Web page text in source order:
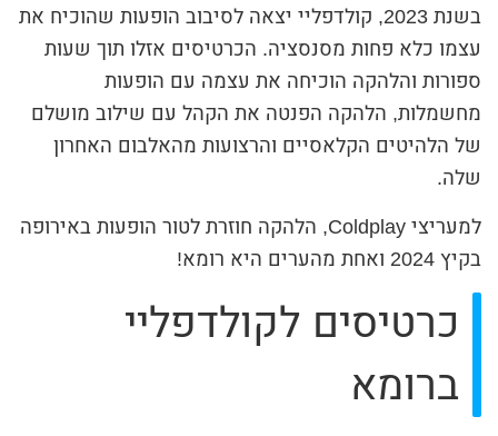
בשנת 2023, קולדפליי יצאה לסיבוב הופעות שהוכיח את
עצמו כלא פחות מסנסציה. הכרטיסים אזלו תוך שעות
ספורות והלהקה הוכיחה את עצמה עם הופעות
מחשמלות, הלהקה הפנטה את הקהל עם שילוב מושלם
של הלהיטים הקלאסיים והרצועות מהאלבום האחרון
שלה.
למעריצי Coldplay, הלהקה חוזרת לטור הופעות באירופה
בקיץ 2024 ואחת מהערים היא רומא!
כרטיסים לקולדפליי
ברומא